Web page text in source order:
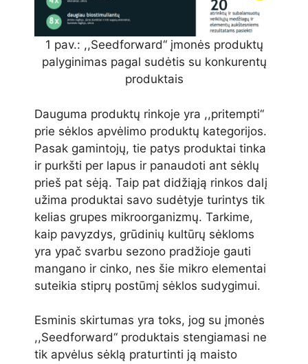
1 pav.: ,,Seedforward‘‘ įmonės produktų
palyginimas pagal sudėtis su konkurentų
produktais
Dauguma produktų rinkoje yra ,,pritempti‘‘
prie sėklos apvėlimo produktų kategorijos.
Pasak gamintojų, tie patys produktai tinka
ir purkšti per lapus ir panaudoti ant sėklų
prieš pat sėją. Taip pat didžiąją rinkos dalį
užima produktai savo sudėtyje turintys tik
kelias grupes mikroorganizmų. Tarkime,
kaip pavyzdys, grūdinių kultūrų sėkloms
yra ypač svarbu sezono pradžioje gauti
mangano ir cinko, nes šie mikro elementai
suteikia stiprų postūmį sėklos sudygimui.
Esminis skirtumas yra toks, jog su įmonės
,,Seedforward‘‘ produktais stengiamasi ne
tik apvėlus sėklą praturtinti ją maisto